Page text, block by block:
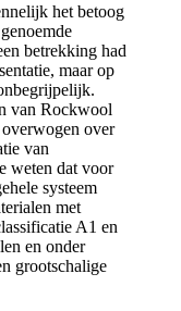
het betoog
betrekking had
maar op
van Rockwool
over
van
weten dat voor
systeem
met
A1 en
en onder
grootschalige